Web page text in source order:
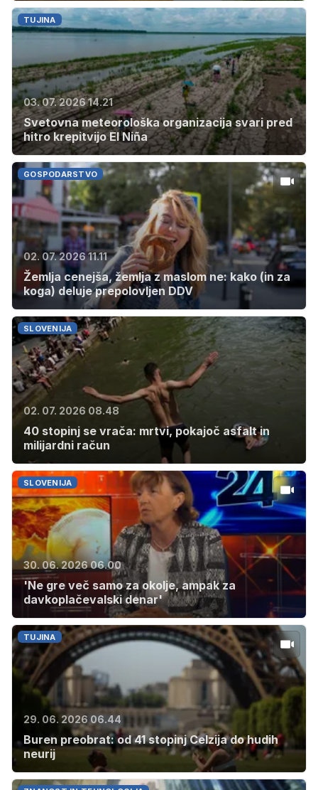
TUJINA
03. 07. 2026 14.21
Svetovna meteorološka organizacija svari pred
hitro krepitvijo El Niña
GOSPODARSTVO
02. 07. 2026 11.11
Žemlja cenejša, žemlja z maslom ne: kako (in za
koga) deluje prepolovljen DDV
SLOVENIJA
02. 07. 2026 08.48
40 stopinj se vrača: mrtvi, pokajoč asfalt in
milijardni račun
SLOVENIJA
30. 06. 2026 06.00
'Ne gre več samo za okolje, ampak za
davkoplačevalski denar'
TUJINA
29. 06. 2026 06.44
Buren preobrat: od 41 stopinj Celzija do hudih
neurij